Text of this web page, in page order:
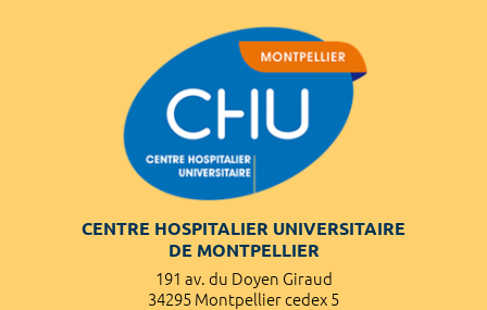
CENTRE HOSPITALIER UNIVERSITAIRE
DE MONTPELLIER
191 av. du Doyen Giraud
34295 Montpellier cedex 5